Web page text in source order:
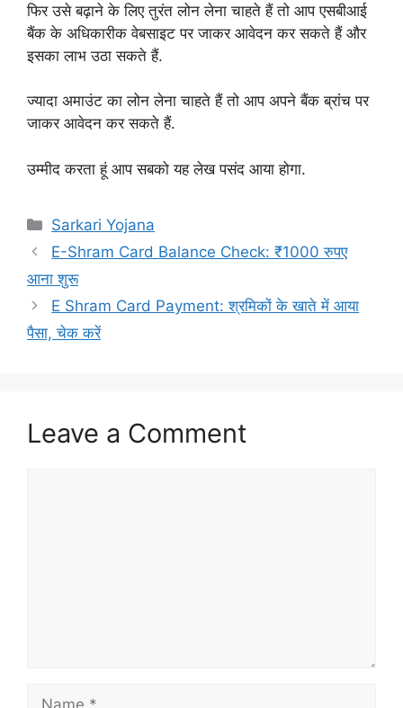
फिर उसे बढ़ाने के लिए तुरंत लोन लेना चाहते हैं तो आप एसबीआई
बैंक के अधिकारीक वेबसाइट पर जाकर आवेदन कर सकते हैं और
इसका लाभ उठा सकते हैं.
ज्यादा अमाउंट का लोन लेना चाहते हैं तो आप अपने बैंक ब्रांच पर
जाकर आवेदन कर सकते हैं.
उम्मीद करता हूं आप सबको यह लेख पसंद आया होगा.
Categories
Sarkari Yojana
E-Shram Card Balance Check: ₹1000 रुपए
आना शुरू
E Shram Card Payment: श्रमिकों के खाते में आया
पैसा, चेक करें
Leave a Comment